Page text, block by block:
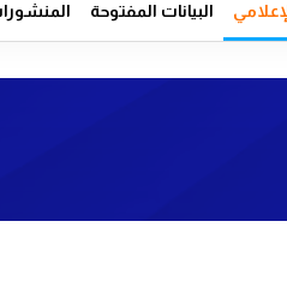
البيانات المفتوحة